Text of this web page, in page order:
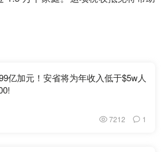
亿加元！安省将为年收入低于$5w人
7212 1